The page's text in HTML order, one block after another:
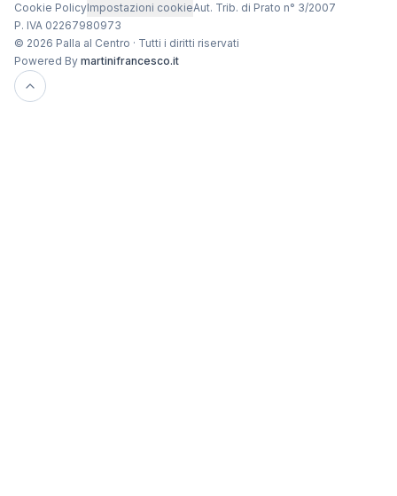
Cookie PolicyImpostazioni cookieAut. Trib. di Prato n° 3/2007
P. IVA 02267980973
© 2026 Palla al Centro · Tutti i diritti riservati
Powered By martinifrancesco.it